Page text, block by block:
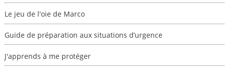
Le jeu de l'oie de Marco
Guide de préparation aux situations d’urgence
J'apprends à me protéger